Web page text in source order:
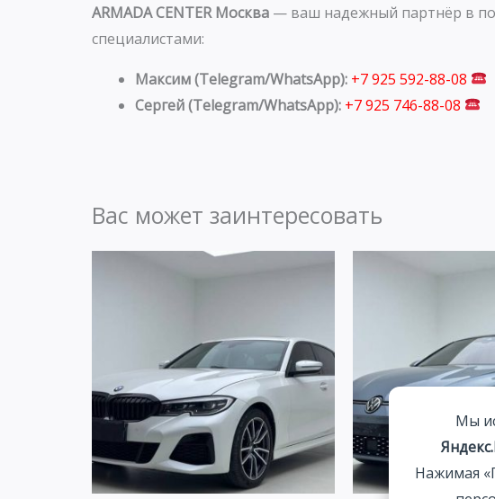
ARMADA CENTER Москва — ваш надежный партнёр в
специалистами:
Максим (Telegram/WhatsApp): +7 925 592-88-08
Сергей (Telegram/WhatsApp): +7 925 746-88-08
Вас может заинтересовать
Мы
Нажимая